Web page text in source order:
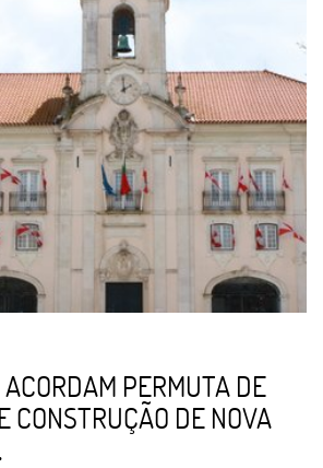
PERMUTA DE
CONSTRUÇÃO DE NOVA